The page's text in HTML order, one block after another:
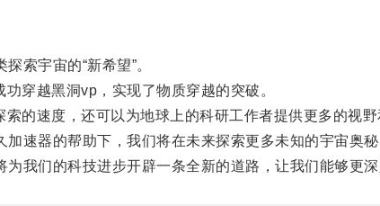
索宇宙的“新希望”。
越黑洞vp，实现了物质穿越的突破。
速度，还可以为地球上的科研工作者提供更多的视野
器的帮助下，我们将在未来探索更多未知的宇宙奥秘
们的科技进步开辟一条全新的道路，让我们能够更深